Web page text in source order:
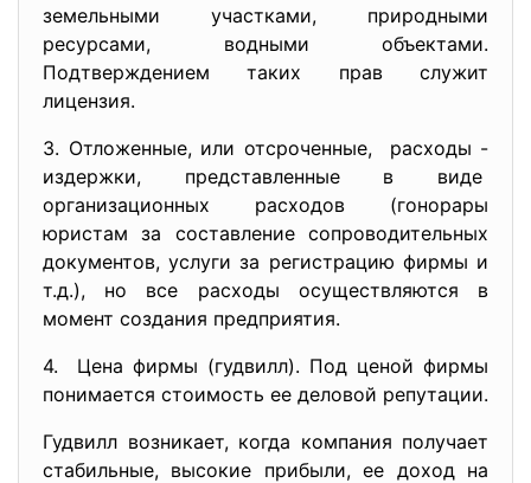
земельными участками, природными
ресурсами, водными объектами.
Подтверждением таких прав служит
лицензия.
3. Отложенные, или отсроченные, расходы -
издержки, представленные в виде
организационных расходов (гонорары
юристам за составление сопроводительных
документов, услуги за регистрацию фирмы и
т.д.), но все расходы осуществляются в
момент создания предприятия.
4. Цена фирмы (гудвилл). Под ценой фирмы
понимается стоимость ее деловой репутации.
Гудвилл возникает, когда компания получает
стабильные, высокие прибыли, ее доход на